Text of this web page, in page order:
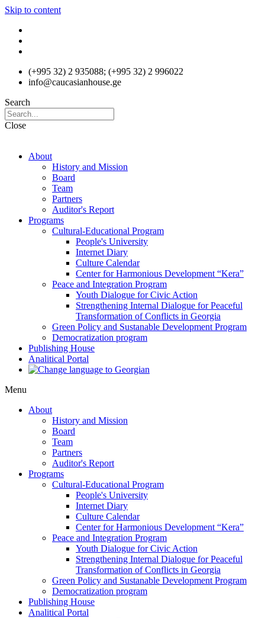
Skip to content
(+995 32) 2 935088; (+995 32) 2 996022
info@caucasianhouse.ge
Search
Close
About
History and Mission
Board
Team
Partners
Auditor's Report
Programs
Cultural-Educational Program
People's University
Internet Diary
Culture Calendar
Center for Harmonious Development “Kera”
Peace and Integration Program
Youth Dialogue for Civic Action
Strengthening Internal Dialogue for Peaceful
Transformation of Conflicts in Georgia
Green Policy and Sustanable Development Program
Democratization program
Publishing House
Analitical Portal
Menu
About
History and Mission
Board
Team
Partners
Auditor's Report
Programs
Cultural-Educational Program
People's University
Internet Diary
Culture Calendar
Center for Harmonious Development “Kera”
Peace and Integration Program
Youth Dialogue for Civic Action
Strengthening Internal Dialogue for Peaceful
Transformation of Conflicts in Georgia
Green Policy and Sustanable Development Program
Democratization program
Publishing House
Analitical Portal